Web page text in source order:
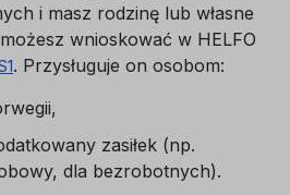
i masz rodzinę lub własne
wnioskować w HELFO
. Przysługuje on osobom:
zasiłek (np.
dla bezrobotnych).